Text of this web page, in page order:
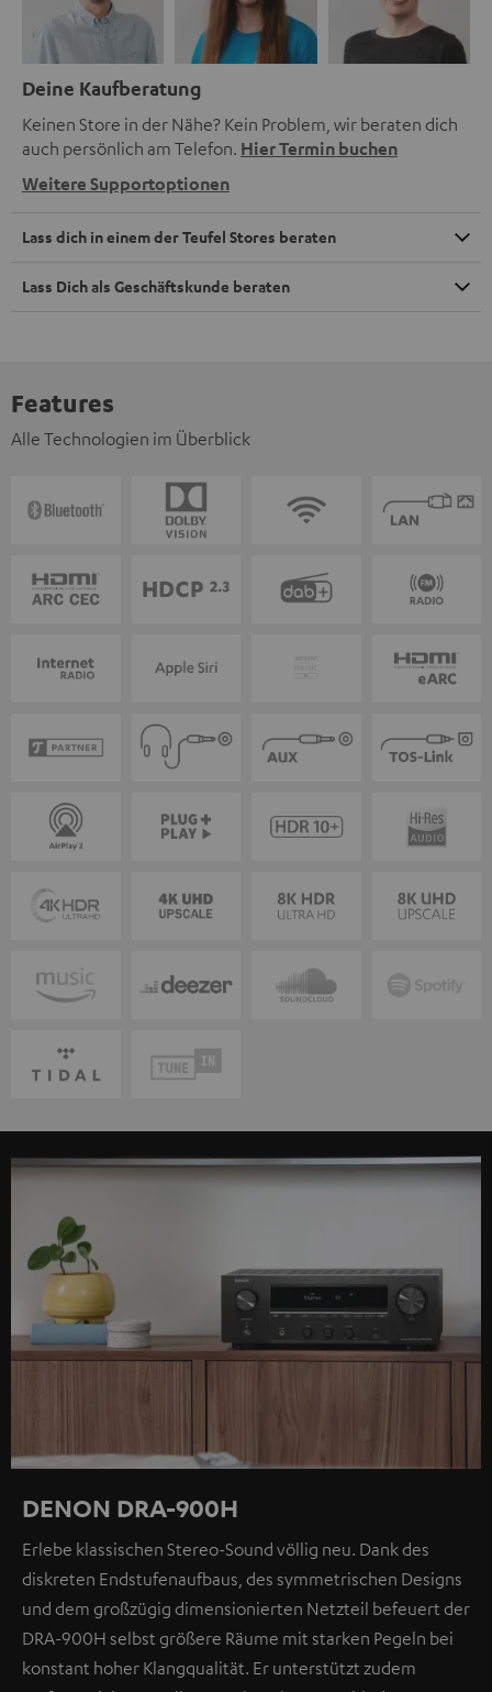
Deine Kaufberatung
Keinen Store in der Nähe? Kein Problem, wir beraten dich
auch persönlich am Telefon. Hier Termin buchen
Weitere Supportoptionen
Lass dich in einem der Teufel Stores beraten
Lass Dich als Geschäftskunde beraten
Features
Alle Technologien im Überblick
DENON DRA-900H
Erlebe klassischen Stereo-Sound völlig neu. Dank des
diskreten Endstufenaufbaus, des symmetrischen Designs
und dem großzügig dimensionierten Netzteil befeuert der
DRA-900H selbst größere Räume mit starken Pegeln bei
konstant hoher Klangqualität. Er unterstützt zudem